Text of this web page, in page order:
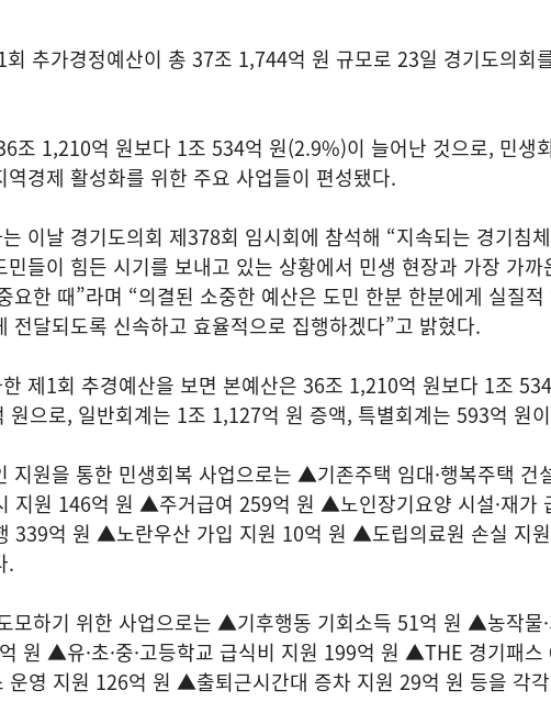
추가경정예산이 총 37조 1,744억 원 규모로 23일 경기도의회
조 1,210억 원보다 1조 534억 원(2.9%)이 늘어난 것으로, 민생
역경제 활성화를 위한 주요 사업들이 편성됐다.
이날 경기도의회 제378회 임시회에 참석해 “지속되는 경기침
민들이 힘든 시기를 보내고 있는 상황에서 민생 현장과 가장 가까
요한 때”라며 “의결된 소중한 예산은 도민 한분 한분에게 실질적
전달되도록 신속하고 효율적으로 집행하겠다”고 밝혔다.
제1회 추경예산을 보면 본예산은 36조 1,210억 원보다 1조
원으로, 일반회계는 1조 1,127억 원 증액, 특별회계는 593억 원
지원을 통한 민생회복 사업으로는 ▲기존주택 임대·행복주택 건
지원 146억 원 ▲주거급여 259억 원 ▲노인장기요양 시설·재가
339억 원 ▲노란우산 가입 지원 10억 원 ▲도립의료원 손실 지
.
모하기 위한 사업으로는 ▲기후행동 기회소득 51억 원 ▲농작물
원 ▲유·초·중·고등학교 급식비 지원 199억 원 ▲THE 경기패스
영 지원 126억 원 ▲출퇴근시간대 증차 지원 29억 원 등을 각